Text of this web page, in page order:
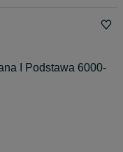
I Podstawa 6000-